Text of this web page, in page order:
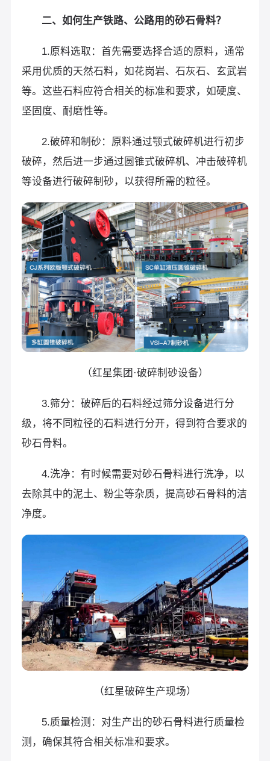
二、如何生产铁路、公路用的砂石骨料？
1.原料选取：首先需要选择合适的原料，通常
采用优质的天然石料，如花岗岩、石灰石、玄武岩
等。这些石料应符合相关的标准和要求，如硬度、
坚固度、耐磨性等。
2.破碎和制砂：原料通过颚式破碎机进行初步
破碎，然后进一步通过圆锥式破碎机、冲击破碎机
等设备进行破碎制砂，以获得所需的粒径。
（红星集团·破碎制砂设备）
3.筛分：破碎后的石料经过筛分设备进行分
级，将不同粒径的石料进行分开，得到符合要求的
砂石骨料。
4.洗净：有时候需要对砂石骨料进行洗净，以
去除其中的泥土、粉尘等杂质，提高砂石骨料的洁
净度。
（红星破碎生产现场）
5.质量检测：对生产出的砂石骨料进行质量检
测，确保其符合相关标准和要求。